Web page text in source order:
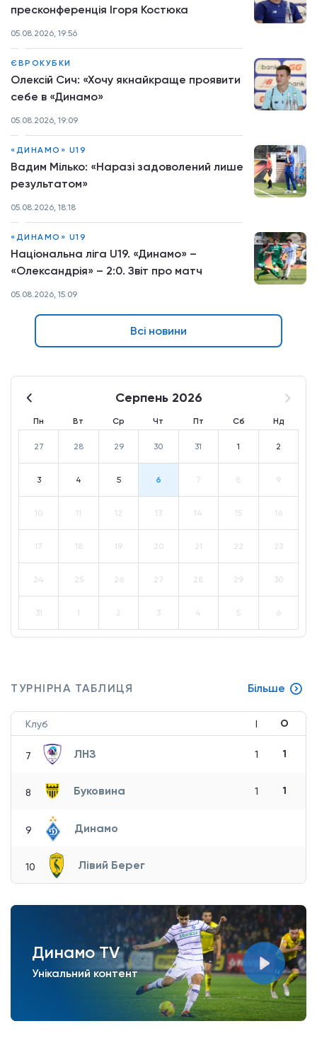
пресконференція Ігоря Костюка
05.08.2026, 19:56
ЄВРОКУБКИ
Олексій Сич: «Хочу якнайкраще проявити
себе в «Динамо»
05.08.2026, 19:09
«ДИНАМО» U19
Вадим Мілько: «Наразі задоволений лише
результатом»
05.08.2026, 18:18
«ДИНАМО» U19
Національна ліга U19. «Динамо» –
«Олександрія» – 2:0. Звіт про матч
05.08.2026, 15:09
Всі новини
Серпень 2026
Пн Вт Ср Чт Пт Сб Нд
27 28 29 30 31 1 2
3 4 5 6 7 8 9
10 11 12 13 14 15 16
17 18 19 20 21 22 23
24 25 26 27 28 29 30
31 1 2 3 4 5 6
ТУРНІРНА ТАБЛИЦЯ Більше
Клуб І О
7 ЛНЗ 1 1
8 Буковина 1 1
9 Динамо
10 Лівий Берег
Динамо TV
Унікальний контент